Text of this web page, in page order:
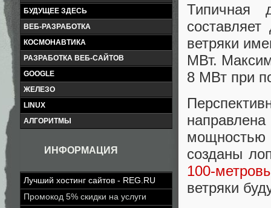
БУДУЩЕЕ ЗДЕСЬ
ВЕБ-РАЗРАБОТКА
КОСМОНАВТИКА
РАЗРАБОТКА ВЕБ-САЙТОВ
GOOGLE
ЖЕЛЕЗО
LINUX
АЛГОРИТМЫ
ИНФОРМАЦИЯ
Лучший хостинг сайтов - REG.RU
Промокод 5% скидки на услуги
Типичная
ветряки
МВт.
8 МВт при
созданы
100-
ветряки